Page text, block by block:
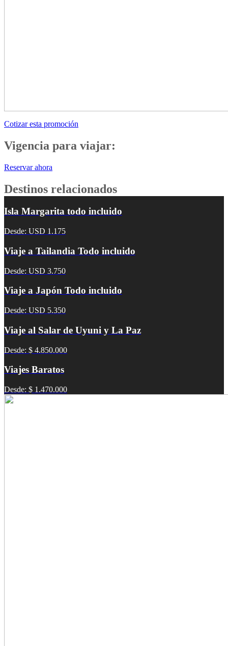
Cotizar esta promoción
Vigencia para viajar:
Reservar ahora
Destinos relacionados
Isla Margarita todo incluido
Desde: USD 1.175
Viaje a Tailandia Todo incluido
Desde: USD 3.750
Viaje a Japón Todo incluido
Desde: USD 5.350
Viaje al Salar de Uyuni y La Paz
Desde: $ 4.850.000
Viajes Baratos
Desde: $ 1.470.000